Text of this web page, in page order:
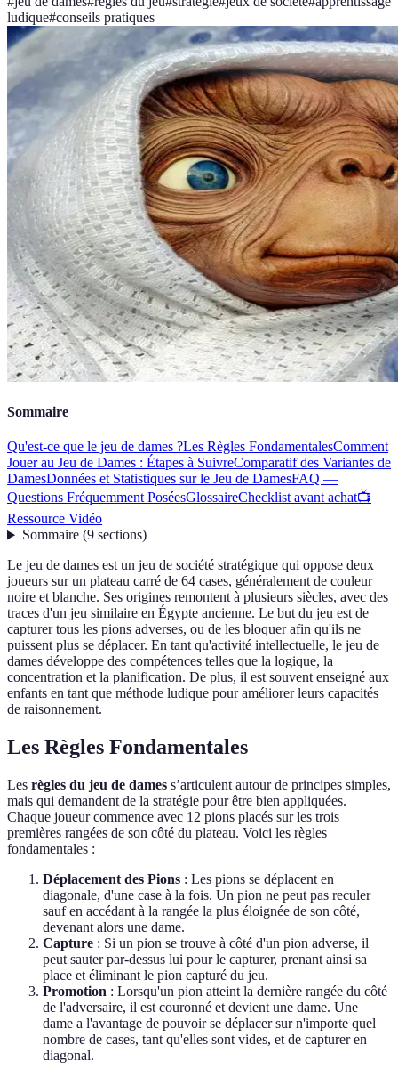
ludique#conseils pratiques
Sommaire
Qu'est-ce que le jeu de dames ?Les Règles FondamentalesComment
Jouer au Jeu de Dames : Étapes à SuivreComparatif des Variantes de
DamesDonnées et Statistiques sur le Jeu de DamesFAQ —
Questions Fréquemment PoséesGlossaireChecklist avant achat📺
Ressource Vidéo
Sommaire(9 sections)
Le jeu de dames est un jeu de société stratégique qui oppose deux
joueurs sur un plateau carré de 64 cases, généralement de couleur
noire et blanche. Ses origines remontent à plusieurs siècles, avec des
traces d'un jeu similaire en Égypte ancienne. Le but du jeu est de
capturer tous les pions adverses, ou de les bloquer afin qu'ils ne
puissent plus se déplacer. En tant qu'activité intellectuelle, le jeu de
dames développe des compétences telles que la logique, la
concentration et la planification. De plus, il est souvent enseigné aux
enfants en tant que méthode ludique pour améliorer leurs capacités
de raisonnement.
Les Règles Fondamentales
Les règles du jeu de dames s’articulent autour de principes simples,
mais qui demandent de la stratégie pour être bien appliquées.
Chaque joueur commence avec 12 pions placés sur les trois
premières rangées de son côté du plateau. Voici les règles
fondamentales :
Déplacement des Pions : Les pions se déplacent en
diagonale, d'une case à la fois. Un pion ne peut pas reculer
sauf en accédant à la rangée la plus éloignée de son côté,
devenant alors une dame.
Capture : Si un pion se trouve à côté d'un pion adverse, il
peut sauter par-dessus lui pour le capturer, prenant ainsi sa
place et éliminant le pion capturé du jeu.
Promotion : Lorsqu'un pion atteint la dernière rangée du côté
de l'adversaire, il est couronné et devient une dame. Une
dame a l'avantage de pouvoir se déplacer sur n'importe quel
nombre de cases, tant qu'elles sont vides, et de capturer en
diagonal.